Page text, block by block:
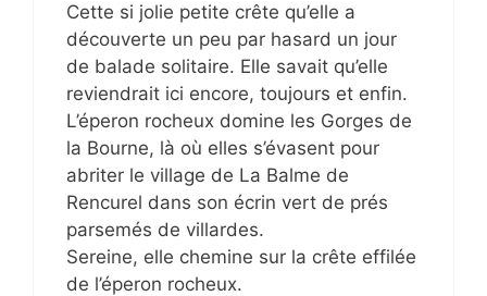
Cette si jolie petite crête qu’elle a
découverte un peu par hasard un jour
de balade solitaire. Elle savait qu’elle
reviendrait ici encore, toujours et enfin.
L’éperon rocheux domine les Gorges de
la Bourne, là où elles s’évasent pour
abriter le village de La Balme de
Rencurel dans son écrin vert de prés
parsemés de villardes.
Sereine, elle chemine sur la crête effilée
de l’éperon rocheux.